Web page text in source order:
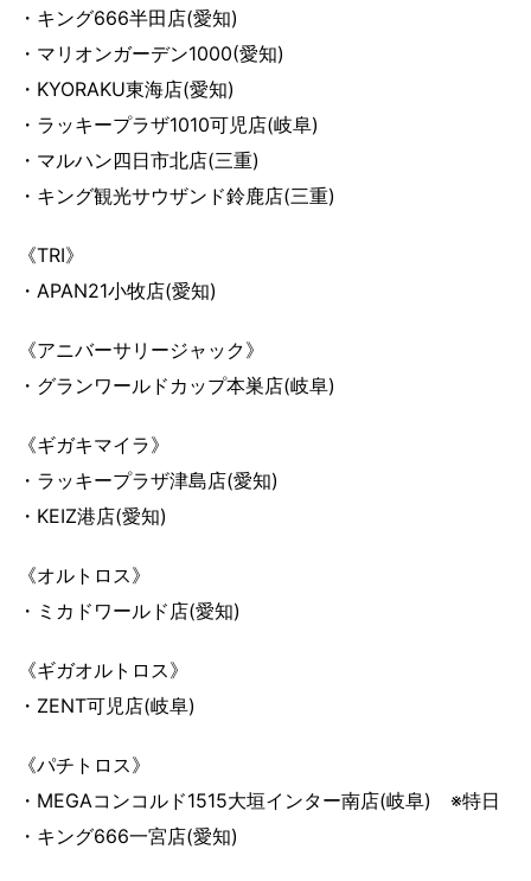
・キング666半田店(愛知)
・マリオンガーデン1000(愛知)
・KYORAKU東海店(愛知)
・ラッキープラザ1010可児店(岐阜)
・マルハン四日市北店(三重)
・キング観光サウザンド鈴鹿店(三重)
《TRI》
・APAN21小牧店(愛知)
《アニバーサリージャック》
・グランワールドカップ本巣店(岐阜)
《ギガキマイラ》
・ラッキープラザ津島店(愛知)
・KEIZ港店(愛知)
《オルトロス》
・ミカドワールド店(愛知)
《ギガオルトロス》
・ZENT可児店(岐阜)
《パチトロス》
・MEGAコンコルド1515大垣インター南店(岐阜) ※特日
・キング666一宮店(愛知)